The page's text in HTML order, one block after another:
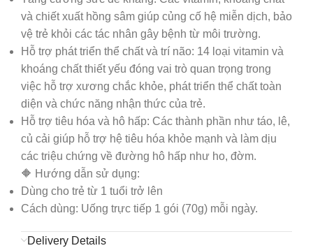
và chiết xuất hồng sâm giúp củng cố hệ miễn dịch, bảo
vệ trẻ khỏi các tác nhân gây bệnh từ môi trường.
Hỗ trợ phát triển thể chất và trí não: 14 loại vitamin và
khoáng chất thiết yếu đóng vai trò quan trọng trong
việc hỗ trợ xương chắc khỏe, phát triển thể chất toàn
diện và chức năng nhận thức của trẻ.
Hỗ trợ tiêu hóa và hô hấp: Các thành phần như táo, lê,
củ cải giúp hỗ trợ hệ tiêu hóa khỏe mạnh và làm dịu
các triệu chứng về đường hô hấp như ho, đờm.
🔶 Hướng dẫn sử dụng:
Dùng cho trẻ từ 1 tuổi trở lên
Cách dùng: Uống trực tiếp 1 gói (70g) mỗi ngày.
Delivery Details